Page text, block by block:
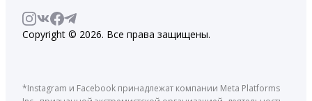
Copyright © 2026. Все права защищены.
*Instagram и Facebook принадлежат компании Meta Platforms